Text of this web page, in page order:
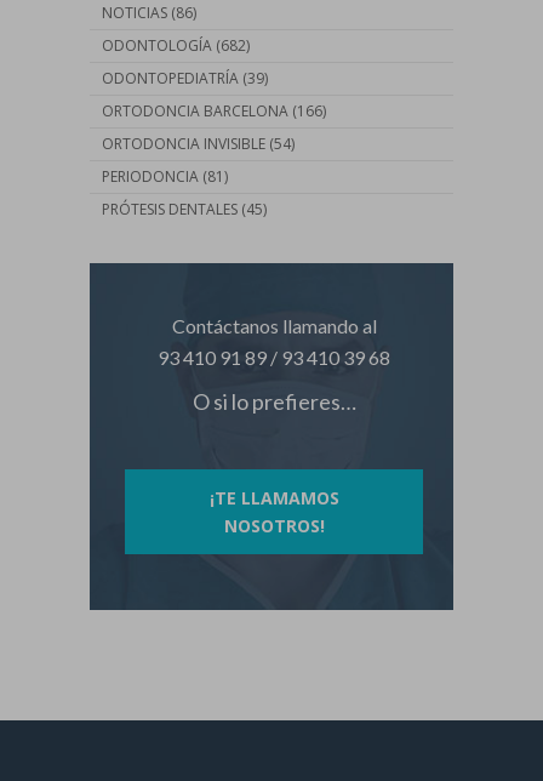
NOTICIAS (86)
ODONTOLOGÍA (682)
ODONTOPEDIATRÍA (39)
ORTODONCIA BARCELONA (166)
ORTODONCIA INVISIBLE (54)
PERIODONCIA (81)
PRÓTESIS DENTALES (45)
Contáctanos llamando al
93 410 91 89 / 93 410 39 68
O si lo prefieres…
¡TE LLAMAMOS
NOSOTROS!